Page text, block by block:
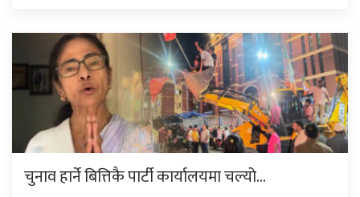
चुनाव हार्ने बित्तिकै पार्टी कार्यालयमा चल्यो…